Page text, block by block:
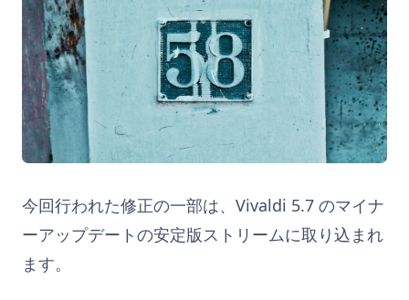
今回行われた修正の一部は、Vivaldi 5.7 のマイナ
ーアップデートの安定版ストリームに取り込まれ
ます。